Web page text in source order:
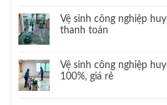
Vệ sinh công nghiệp
thanh toán
Vệ sinh công nghiệp
100%, giá rẻ